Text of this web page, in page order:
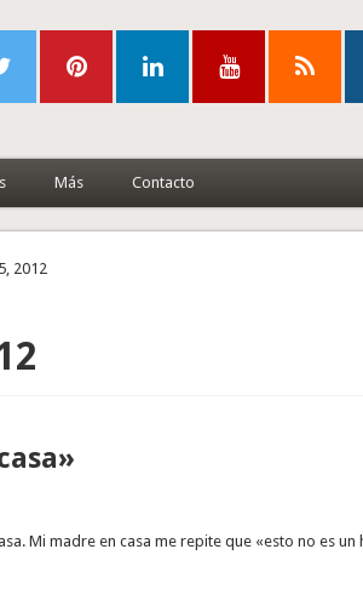
Más Contacto
2012
Mi madre en casa me repite que «esto no es un